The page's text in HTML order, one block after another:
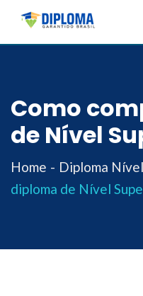
Skip
Como
de Nível
Home Diploma
diploma de Nível